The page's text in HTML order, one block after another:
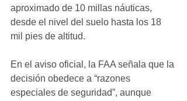
aproximado de 10 millas náuticas,
desde el nivel del suelo hasta los 18
mil pies de altitud.
En el aviso oficial, la FAA señala que la
decisión obedece a “razones
especiales de seguridad”, aunque